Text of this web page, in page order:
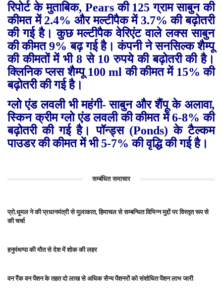
रिपोर्ट के मुताबिक, Pearsकी 125 ग्राम साबुन की
कीमत में 2.4% और मल्टीपैक में 3.7% की बढ़ोतरी
की गई है। कुछ मल्टीपैक वेरिएंट वाले लक्स साबुन
की कीमत 9% बढ़ गई है। कंपनी ने सनसिल्क शैम्पू
की कीमतों में भी 8 से 10 रुपये की बढ़ोतरी की है।
क्लिनिक प्लस शैम्पू 100 mlकी कीमत में 15% की
बढ़ोतरी की गई है।
ग्लो एंड लवली भी महंगी- साबुन और शैंपू के अलावा,
स्किन क्रीम ग्लो एंड लवली की कीमत में 6-8% की
बढ़ोतरी की गई है। पॉन्ड्स (Ponds)के टैल्कम
पाउडर की कीमत में भी 5-7% की वृद्धि की गई है।
सम्बंधित समाचार
प्रो.धूमल ने की प्रधानमंत्री से मुलाकात, हिमाचल से सम्बन्धित विभिन्न मुद्दों पर विस्तृत रूप से
की चर्चा
हनुमंथप्पा की मौत से देश में शोक की लहर
वन रैंक वन पेंशन के तहत दो लाख से अधिक सैन्य पेंशनरों को संशोधित पेंशन लाभ जारी